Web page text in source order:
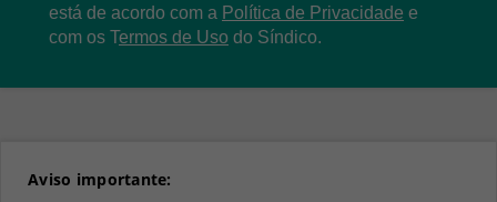
está de acordo com a Política de Privacidade e
com os Termos de Uso do Síndico.
Aviso importante: